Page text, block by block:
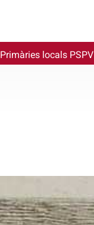
Primàries locals PSPV